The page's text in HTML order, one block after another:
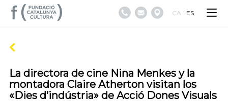
CA ES
La directora de cine Nina Menkes y la
montadora Claire Atherton visitan los
«Dies d’indústria» de Acció Dones Visuals